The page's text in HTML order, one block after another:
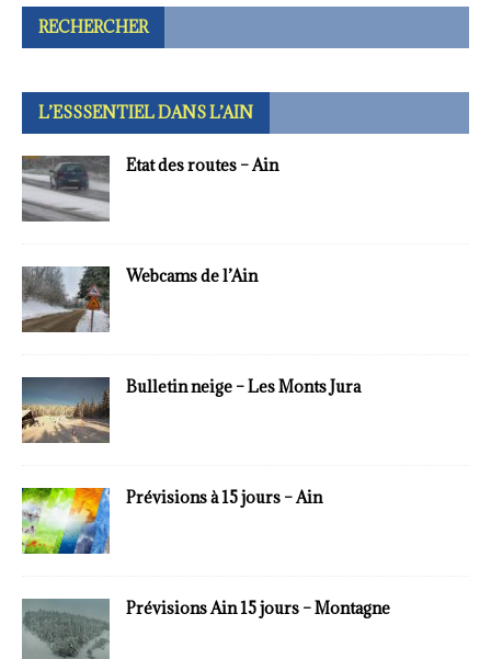
RECHERCHER
L’ESSSENTIEL DANS L’AIN
Etat des routes – Ain
Webcams de l’Ain
Bulletin neige – Les Monts Jura
Prévisions à 15 jours – Ain
Prévisions Ain 15 jours – Montagne